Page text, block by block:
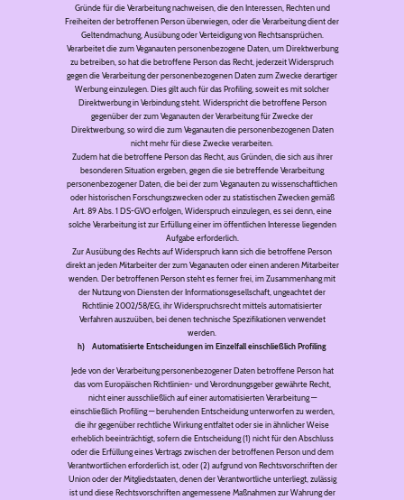
Gründe für die Verarbeitung nachweisen, die den Interessen, Rechten und
Freiheiten der betroffenen Person überwiegen, oder die Verarbeitung dient der
Geltendmachung, Ausübung oder Verteidigung von Rechtsansprüchen.
Verarbeitet die zum Veganauten personenbezogene Daten, um Direktwerbung
zu betreiben, so hat die betroffene Person das Recht, jederzeit Widerspruch
gegen die Verarbeitung der personenbezogenen Daten zum Zwecke derartiger
Werbung einzulegen. Dies gilt auch für das Profiling, soweit es mit solcher
Direktwerbung in Verbindung steht. Widerspricht die betroffene Person
gegenüber der zum Veganauten der Verarbeitung für Zwecke der
Direktwerbung, so wird die zum Veganauten die personenbezogenen Daten
nicht mehr für diese Zwecke verarbeiten.
Zudem hat die betroffene Person das Recht, aus Gründen, die sich aus ihrer
besonderen Situation ergeben, gegen die sie betreffende Verarbeitung
personenbezogener Daten, die bei der zum Veganauten zu wissenschaftlichen
oder historischen Forschungszwecken oder zu statistischen Zwecken gemäß
Art. 89 Abs. 1 DS-GVO erfolgen, Widerspruch einzulegen, es sei denn, eine
solche Verarbeitung ist zur Erfüllung einer im öffentlichen Interesse liegenden
Aufgabe erforderlich.
Zur Ausübung des Rechts auf Widerspruch kann sich die betroffene Person
direkt an jeden Mitarbeiter der zum Veganauten oder einen anderen Mitarbeiter
wenden. Der betroffenen Person steht es ferner frei, im Zusammenhang mit
der Nutzung von Diensten der Informationsgesellschaft, ungeachtet der
Richtlinie 2002/58/EG, ihr Widerspruchsrecht mittels automatisierter
Verfahren auszuüben, bei denen technische Spezifikationen verwendet
werden.
h) Automatisierte Entscheidungen im Einzelfall einschließlich Profiling
Jede von der Verarbeitung personenbezogener Daten betroffene Person hat
das vom Europäischen Richtlinien- und Verordnungsgeber gewährte Recht,
nicht einer ausschließlich auf einer automatisierten Verarbeitung —
einschließlich Profiling — beruhenden Entscheidung unterworfen zu werden,
die ihr gegenüber rechtliche Wirkung entfaltet oder sie in ähnlicher Weise
erheblich beeinträchtigt, sofern die Entscheidung (1) nicht für den Abschluss
oder die Erfüllung eines Vertrags zwischen der betroffenen Person und dem
Verantwortlichen erforderlich ist, oder (2) aufgrund von Rechtsvorschriften der
Union oder der Mitgliedstaaten, denen der Verantwortliche unterliegt, zulässig
ist und diese Rechtsvorschriften angemessene Maßnahmen zur Wahrung der